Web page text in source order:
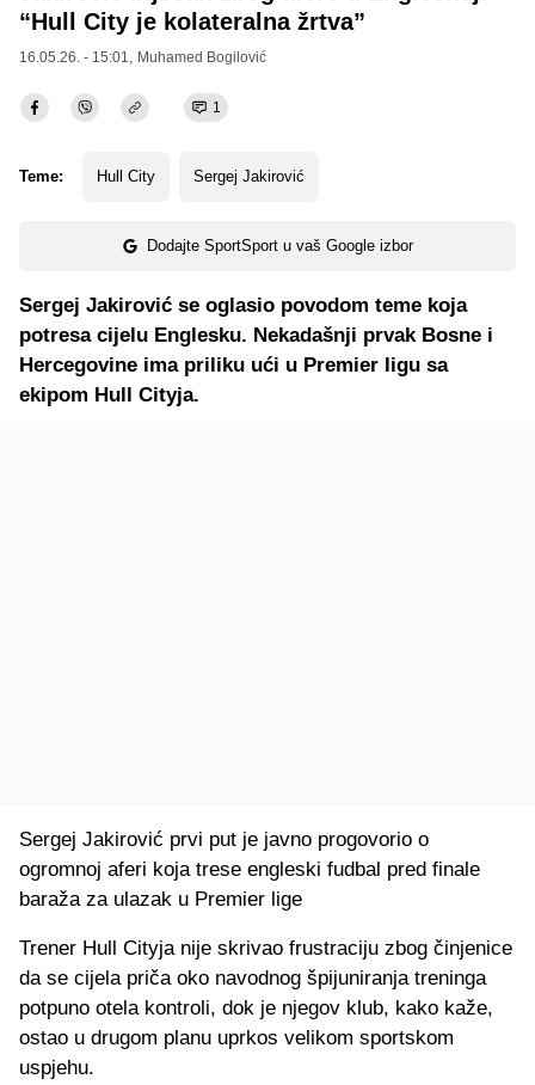
“Hull City je kolateralna žrtva”
16.05.26. - 15:01, Muhamed Bogilović
1
Teme: Hull City Sergej Jakirović
Dodajte SportSport u vaš Google izbor
Sergej Jakirović se oglasio povodom teme koja
potresa cijelu Englesku. Nekadašnji prvak Bosne i
Hercegovine ima priliku ući u Premier ligu sa
ekipom Hull Cityja.
Sergej Jakirović prvi put je javno progovorio o
ogromnoj aferi koja trese engleski fudbal pred finale
baraža za ulazak u Premier lige
Trener Hull Cityja nije skrivao frustraciju zbog činjenice
da se cijela priča oko navodnog špijuniranja treninga
potpuno otela kontroli, dok je njegov klub, kako kaže,
ostao u drugom planu uprkos velikom sportskom
uspjehu.